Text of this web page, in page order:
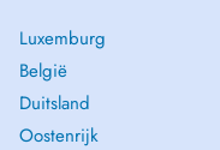
Luxemburg
België
Duitsland
Oostenrijk